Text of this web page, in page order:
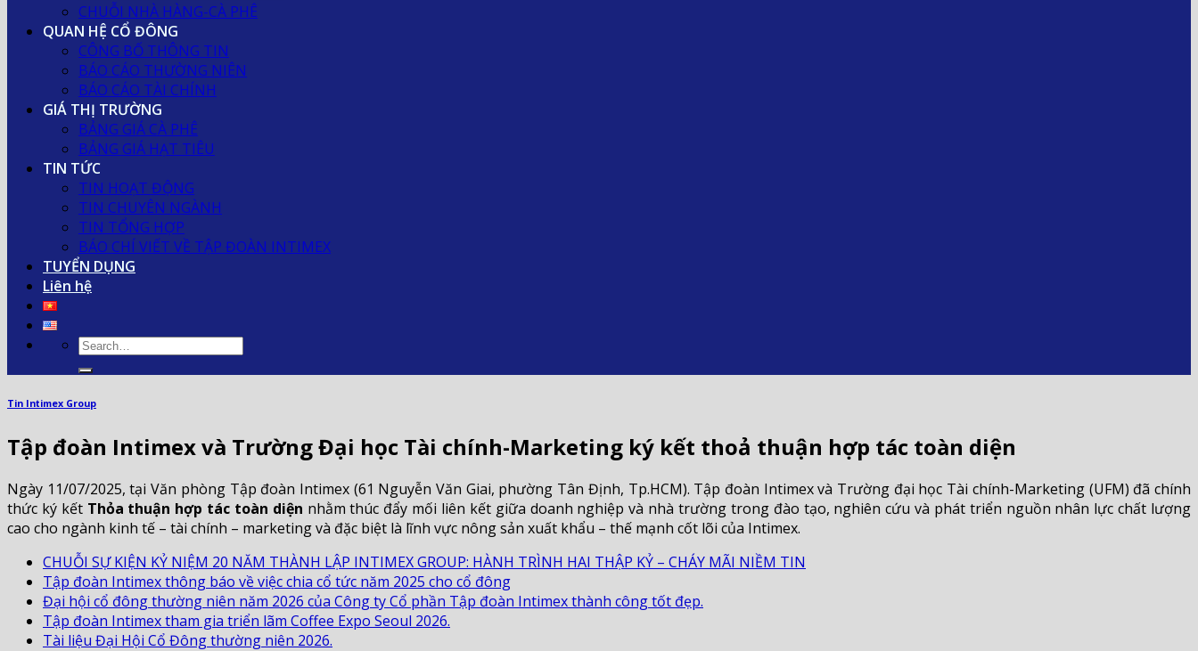
CHUỖI NHÀ HÀNG-CÀ PHÊ
QUAN HỆ CỔ ĐÔNG
CÔNG BỐ THÔNG TIN
BÁO CÁO THƯỜNG NIÊN
BÁO CÁO TÀI CHÍNH
GIÁ THỊ TRƯỜNG
BẢNG GIÁ CÀ PHÊ
BẢNG GIÁ HẠT TIÊU
TIN TỨC
TIN HOẠT ĐỘNG
TIN CHUYÊN NGÀNH
TIN TỔNG HỢP
BÁO CHÍ VIẾT VỀ TẬP ĐOÀN INTIMEX
TUYỂN DỤNG
Liên hệ
Tin Intimex Group
Tập đoàn Intimex và Trường Đại học Tài chính-Marketing ký kết thoả thuận hợp tác toàn diện
Ngày 11/07/2025, tại Văn phòng Tập đoàn Intimex (61 Nguyễn Văn Giai, phường Tân Định, Tp.HCM). Tập đoàn Intimex và Trường đại học Tài chính-Marketing (UFM) đã chính
thức ký kết Thỏa thuận hợp tác toàn diện nhằm thúc đẩy mối liên kết giữa doanh nghiệp và nhà trường trong đào tạo, nghiên cứu và phát triển nguồn nhân lực chất lượng
cao cho ngành kinh tế – tài chính – marketing và đặc biệt là lĩnh vực nông sản xuất khẩu – thế mạnh cốt lõi của Intimex.
CHUỖI SỰ KIỆN KỶ NIỆM 20 NĂM THÀNH LẬP INTIMEX GROUP: HÀNH TRÌNH HAI THẬP KỶ – CHÁY MÃI NIỀM TIN
Tập đoàn Intimex thông báo về việc chia cổ tức năm 2025 cho cổ đông
Đại hội cổ đông thường niên năm 2026 của Công ty Cổ phần Tập đoàn Intimex thành công tốt đẹp.
Tập đoàn Intimex tham gia triển lãm Coffee Expo Seoul 2026.
Tài liệu Đại Hội Cổ Đông thường niên 2026.